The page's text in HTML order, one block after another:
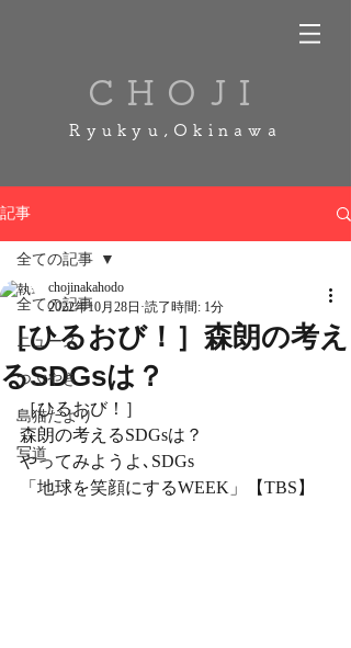
CHOJI
Ryukyu,Okinawa
記事
全ての記事
ニュース
つぶやき
島猫だより
写道
全ての記事
［ひるおび！］森朗の考え
るSDGsは？
chojinakahodo
2022年10月28日 読了時間: 1分
［ひるおび！］
森朗の考えるSDGsは？
やってみようよ､SDGs
「地球を笑顔にするWEEK」【TBS】